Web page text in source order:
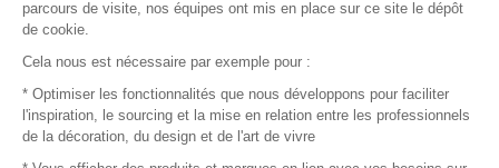
© 2016 –Organisation SAFI
Recrutement
parcours de visite, nos équipes ont mis en place sur ce site le dépôt
de cookie.
Cela nous est nécessaire par exemple pour :
* Optimiser les fonctionnalités que nous développons pour faciliter
l'inspiration, le sourcing et la mise en relation entre les professionnels
de la décoration, du design et de l'art de vivre